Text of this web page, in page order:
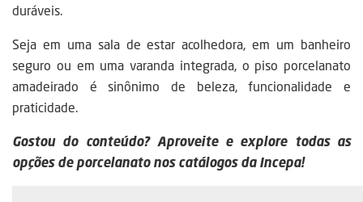
duráveis.
Seja em uma sala de estar acolhedora, em um banheiro
seguro ou em uma varanda integrada, o piso porcelanato
amadeirado é sinônimo de beleza, funcionalidade e
praticidade.
Gostou do conteúdo? Aproveite e explore todas as
opções de porcelanato noscatálogos da Incepa!